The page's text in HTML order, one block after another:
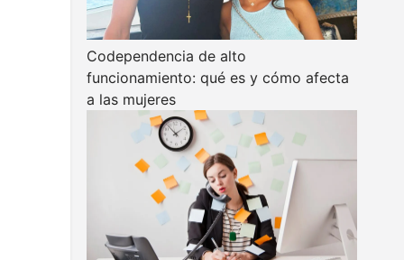
Codependencia de alto
funcionamiento: qué es y cómo afecta
a las mujeres